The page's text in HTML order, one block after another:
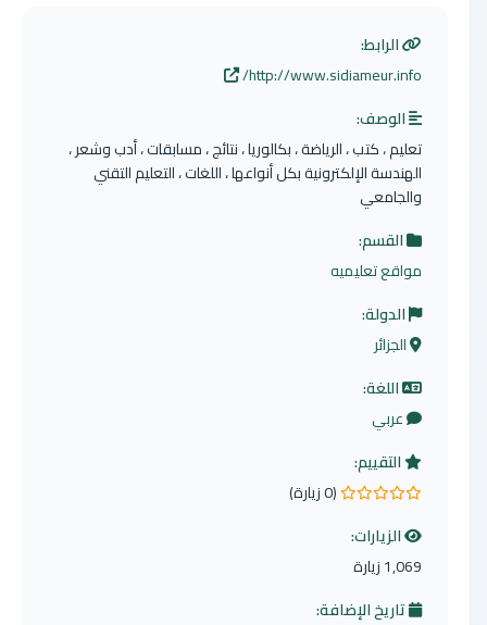
الرابط:
http://www.sidiameur.info/
الوصف:
تعليم ، كتب ، الرياضة ، بكالوريا ، نتائج ، مسابقات ، أدب وشعر ،
الهندسة الإلكترونية بكل أنواعها ، اللغات ، التعليم التقني
والجامعي
القسم:
مواقع تعليميه
الدولة:
الجزائر
اللغة:
عربي
التقييم:
0.0 من 5 نجوم
(0 زيارة)
الزيارات:
1,069 زيارة
تاريخ الإضافة: